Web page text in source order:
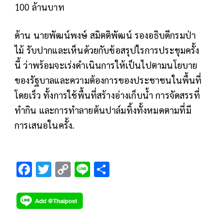
100 ล้านบาท
ด้าน นายพัฒน์พงษ์ สมิตติพัฒน์ รองอธิบดีกรมป่า
ไม้ รับปากและเห็นด้วยกับข้อสรุปใรการประชุมครั้ง
นี้ ว่าพร้อมจะเร่งดำเนินการให้เป็นไปตามนโยบาย
ของรัฐบาลและความต้องการของประชาชนในพื้นที่
โดยเร็ว ทั้งการใช้พื้นที่สร้างอ่างเก็บน้ำ การจัดสรรที่
ทำกิน และการทำลายต้นปาล์มทิ้งทั้งหมดตามที่มี
การเสนอในครั้ง.
F
e
T
tt
C
p
Li